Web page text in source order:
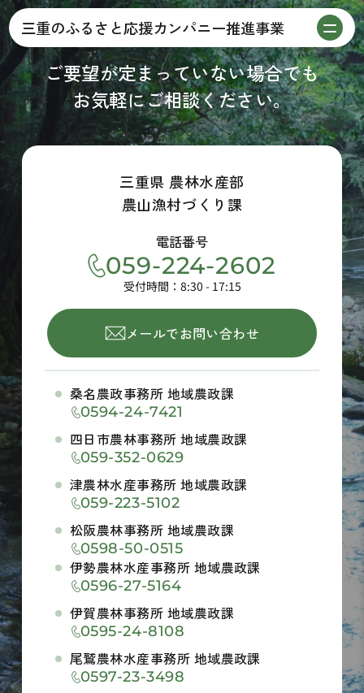
三重のふるさと応援カンパニー推進事業
ご要望が定まっていない場合でも
お気軽にご相談ください。
三重県 農林水産部
農山漁村づくり課
電話番号
059-224-2602
受付時間：8:30 - 17:15
メールでお問い合わせ
桑名農政事務所 地域農政課
0594-24-7421
四日市農林事務所 地域農政課
059-352-0629
津農林水産事務所 地域農政課
059-223-5102
松阪農林事務所 地域農政課
0598-50-0515
伊勢農林水産事務所 地域農政課
0596-27-5164
伊賀農林事務所 地域農政課
0595-24-8108
尾鷲農林水産事務所 地域農政課
0597-23-3498